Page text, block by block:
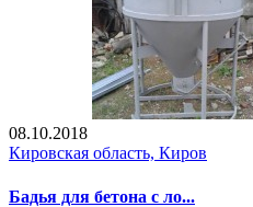
08.10.2018
Кировская область, Киров
Бадья для бетона с ло...